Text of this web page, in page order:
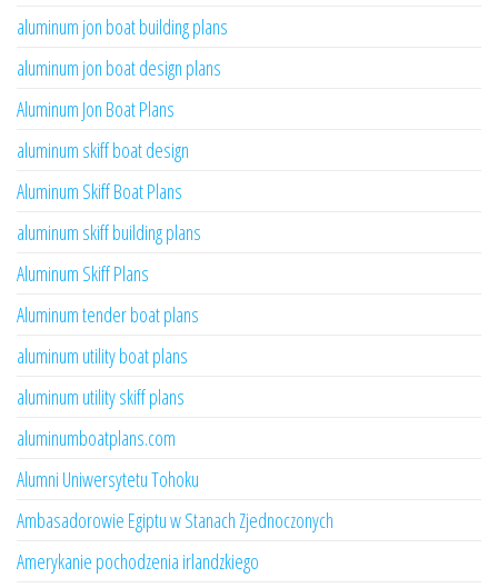
aluminum jon boat building plans
aluminum jon boat design plans
Aluminum Jon Boat Plans
aluminum skiff boat design
Aluminum Skiff Boat Plans
aluminum skiff building plans
Aluminum Skiff Plans
Aluminum tender boat plans
aluminum utility boat plans
aluminum utility skiff plans
aluminumboatplans.com
Alumni Uniwersytetu Tohoku
Ambasadorowie Egiptu w Stanach Zjednoczonych
Amerykanie pochodzenia irlandzkiego